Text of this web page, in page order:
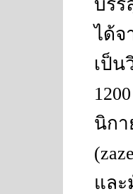
บรร
ได้จ
เป็น
นิกา
และ